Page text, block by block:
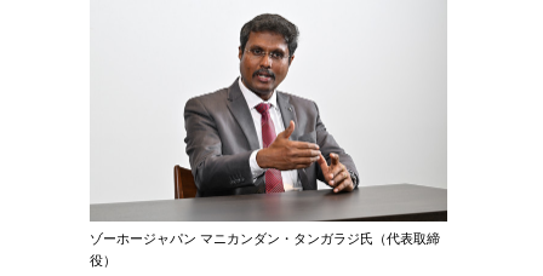
ゾーホージャパン マニカンダン・タンガラジ氏（代表取締
役）